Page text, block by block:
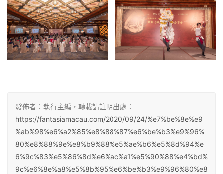
發佈者：執行主編，轉載請註明出處：
https://fantasiamacau.com/2020/09/24/%e7%be%8e%e9
%ab%98%e6%a2%85%e8%88%87%e6%be%b3%e9%96%
80%e8%88%9e%e8%b9%88%e5%ae%b6%e5%8d%94%e
6%9c%83%e5%86%8d%e6%ac%a1%e5%90%88%e4%bd%
9c%e6%8e%a8%e5%8b%95%e6%be%b3%e9%96%80%e8